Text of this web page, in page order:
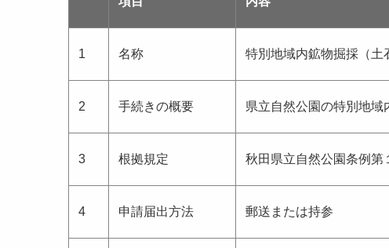
1 名称 特別地域内鉱物掘採（土
2 手続きの概要 県立自然公園の特別地域
3 根拠規定 秋田県立自然公園条例第
4 申請届出方法 郵送または持参